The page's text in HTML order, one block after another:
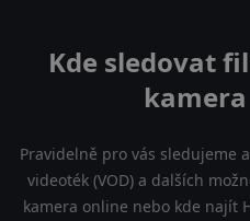
Kde sledovat
Pravidelně pro vás sledujeme
videoték (VOD) a dalších
kamera online nebo kde najít